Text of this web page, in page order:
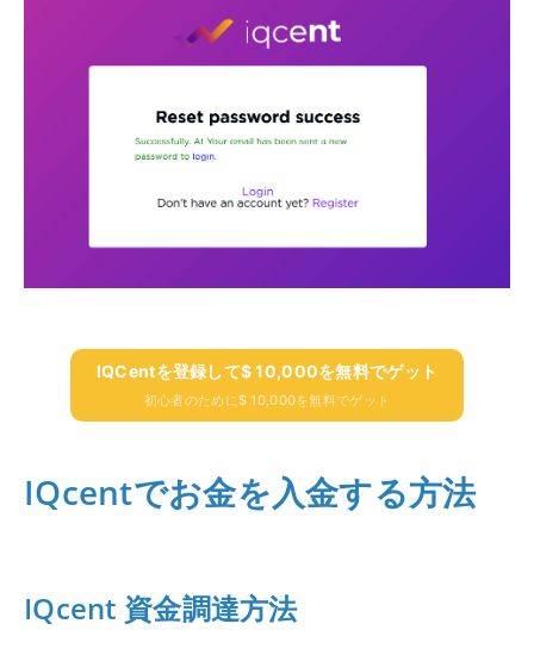
IQCentを登録して$ 10,000を無料でゲット
初心者のために$ 10,000を無料でゲット
IQcentでお金を入金する方法
IQcent 資金調達方法